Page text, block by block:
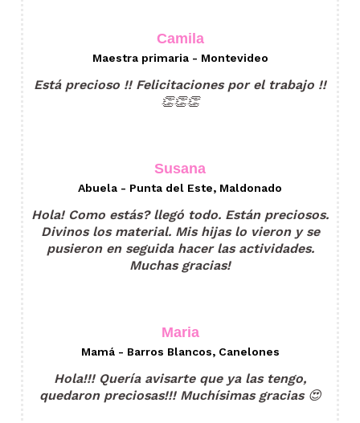
Camila
Maestra primaria - Montevideo
Está precioso !! Felicitaciones por el trabajo !!
👏👏👏
Susana
Abuela - Punta del Este, Maldonado
Hola! Como estás? llegó todo. Están preciosos.
Divinos los material. Mis hijas lo vieron y se
pusieron en seguida hacer las actividades.
Muchas gracias!
Maria
Mamá - Barros Blancos, Canelones
Hola!!! Quería avisarte que ya las tengo,
quedaron preciosas!!! Muchísimas gracias 😍